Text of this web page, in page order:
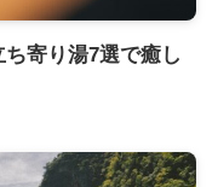
ち寄り湯7選で癒し